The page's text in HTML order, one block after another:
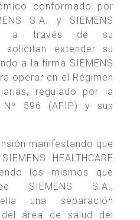
conformado por
S.A. y SIEMENS
a través de su
solicitan extender su
a la firma SIEMENS
operar en el Régimen
regulado por la
Nº 596 (AFIP) y sus
manifestando que
HEALTHCARE
los mismos que
SIEMENS S.A.,
una separación
área de salud del